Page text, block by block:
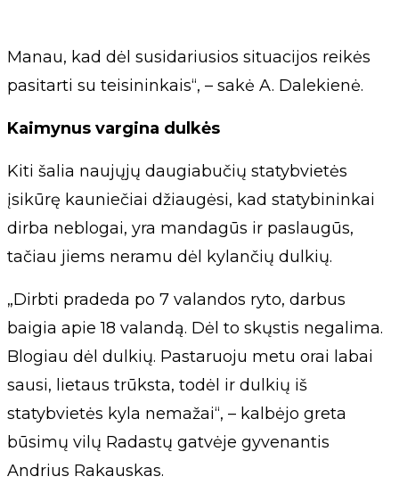
Manau, kad dėl susidariusios situacijos reikės
pasitarti su teisininkais“, – sakė A. Dalekienė.
Kaimynus vargina dulkės
Kiti šalia naujųjų daugiabučių statybvietės
įsikūrę kauniečiai džiaugėsi, kad statybininkai
dirba neblogai, yra mandagūs ir paslaugūs,
tačiau jiems neramu dėl kylančių dulkių.
„Dirbti pradeda po 7 valandos ryto, darbus
baigia apie 18 valandą. Dėl to skųstis negalima.
Blogiau dėl dulkių. Pastaruoju metu orai labai
sausi, lietaus trūksta, todėl ir dulkių iš
statybvietės kyla nemažai“, – kalbėjo greta
būsimų vilų Radastų gatvėje gyvenantis
Andrius Rakauskas.